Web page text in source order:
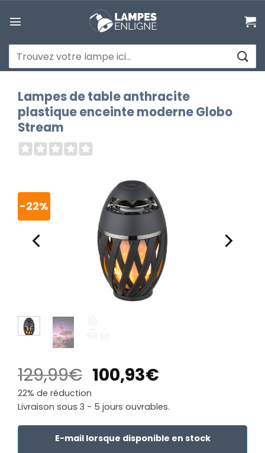
au
Recherche
pour :
Lampes de table anthracite
plastique enceinte moderne Globo
Stream
-22%
129,99€ Le
prix
initial
était :
129,99€.
100,93€Le
actuel
est :
100,93€.
22% de réduction
Livraison sous 3 - 5 jours ouvrables.
E-mail lorsque disponible en stock